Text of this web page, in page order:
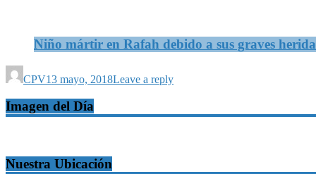
Niño mártir en Rafah debido a sus graves
CPV13 mayo, 2018Leave a reply
Imagen del Día
Nuestra Ubicación